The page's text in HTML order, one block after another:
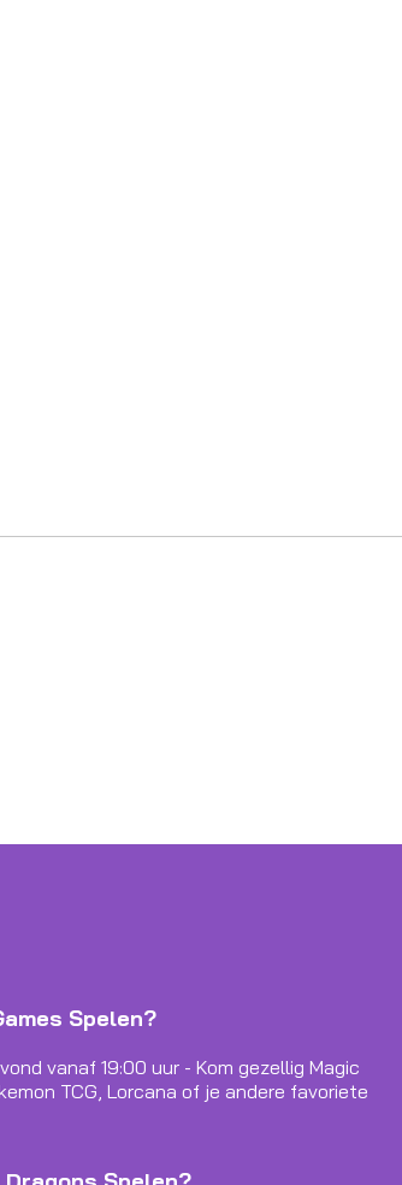
Spelen?
vanaf 19:00 uur - Kom gezellig Magic
TCG, Lorcana of je andere favoriete